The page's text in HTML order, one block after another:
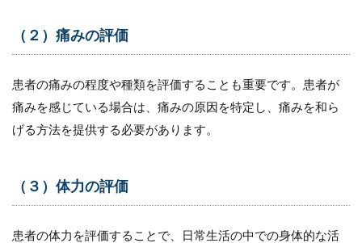
握
10.2
（２）
地域の
連携体
制の確
認
（３）
地域の
把握
（２）痛みの評価
患者の痛みの程度や種類を評価することも重要です。患者が
痛みを感じている場合は、痛みの原因を特定し、痛みを和ら
げる方法を提供する必要があります。
（３）体力の評価
患者の体力を評価することで、日常生活の中での身体的な活